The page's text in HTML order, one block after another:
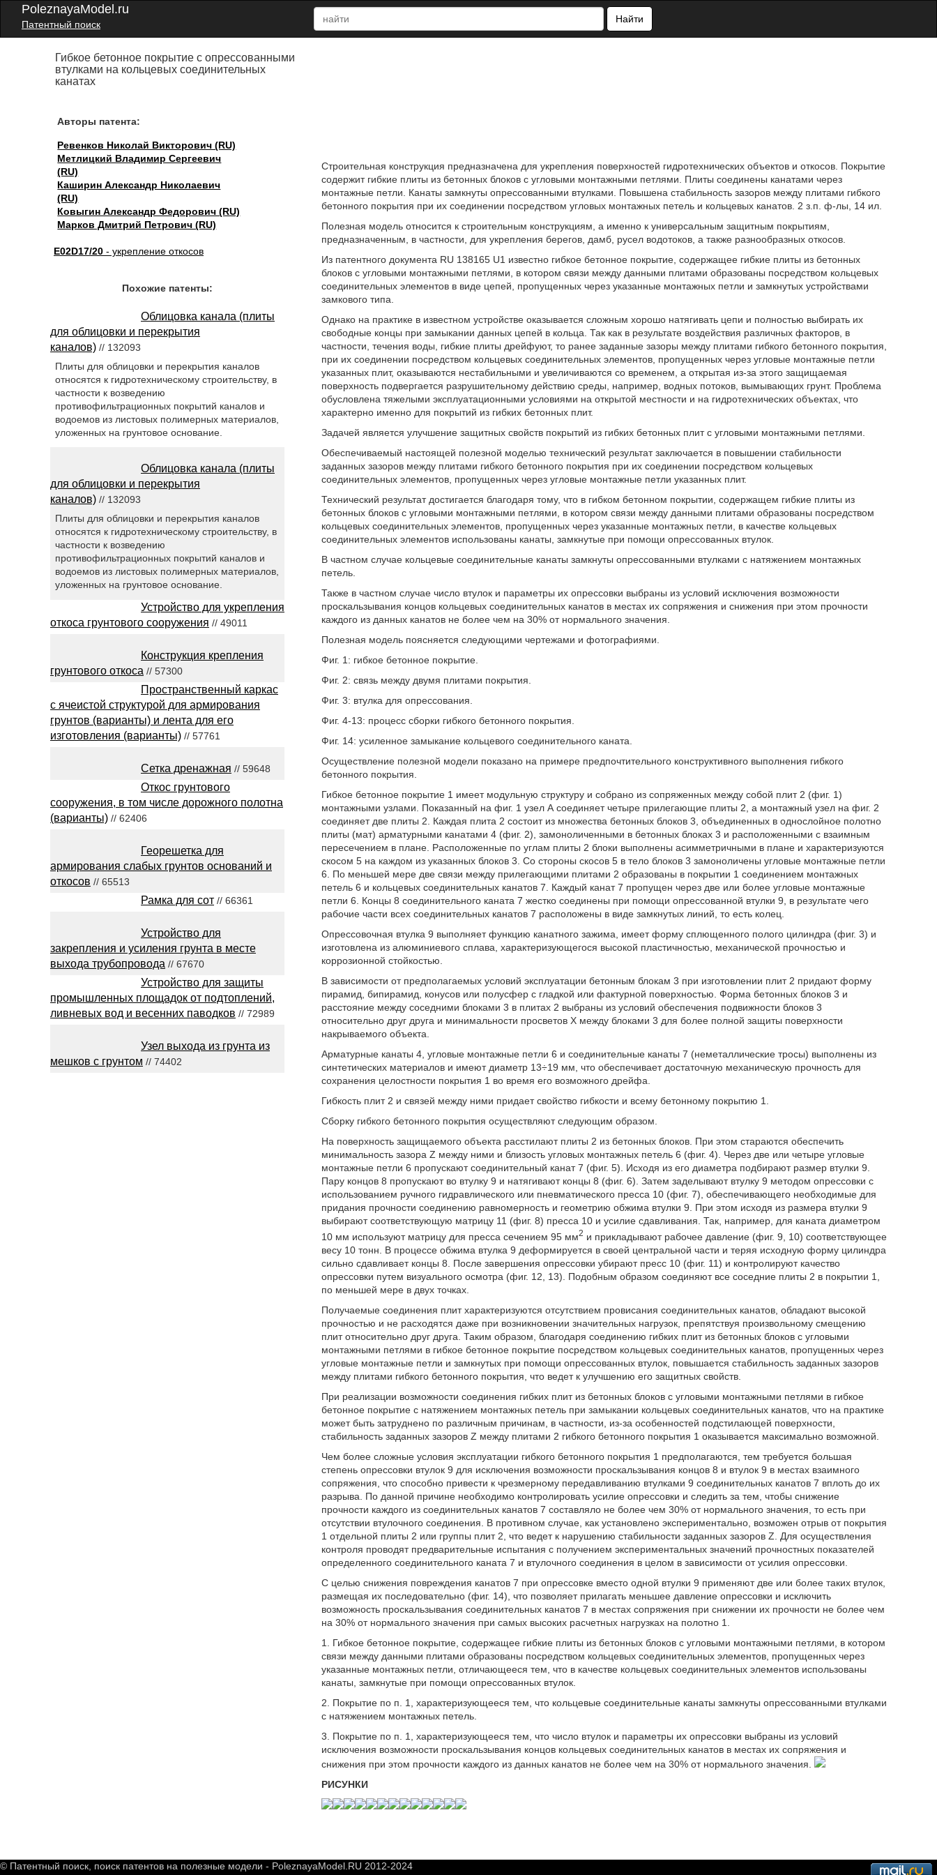
PoleznayaModel.ru
Патентный поиск
Найти
Гибкое бетонное покрытие с опрессованными
втулками на кольцевых соединительных
канатах
Авторы патента:
Ревенков Николай Викторович (RU)
Метлицкий Владимир Сергеевич
(RU)
Каширин Александр Николаевич
(RU)
Ковыгин Александр Федорович (RU)
Марков Дмитрий Петрович (RU)
E02D17/20 - укрепление откосов
Строительная конструкция предназначена для укрепления поверхностей гидротехнических объектов и откосов. Покрытие
содержит гибкие плиты из бетонных блоков с угловыми монтажными петлями. Плиты соединены канатами через
монтажные петли. Канаты замкнуты опрессованными втулками. Повышена стабильность зазоров между плитами гибкого
бетонного покрытия при их соединении посредством угловых монтажных петель и кольцевых канатов. 2 з.п. ф-лы, 14 ил.
Полезная модель относится к строительным конструкциям, а именно к универсальным защитным покрытиям,
предназначенным, в частности, для укрепления берегов, дамб, русел водотоков, а также разнообразных откосов.
Из патентного документа RU 138165 U1 известно гибкое бетонное покрытие, содержащее гибкие плиты из бетонных
блоков с угловыми монтажными петлями, в котором связи между данными плитами образованы посредством кольцевых
соединительных элементов в виде цепей, пропущенных через указанные монтажных петли и замкнутых устройствами
замкового типа.
Однако на практике в известном устройстве оказывается сложным хорошо натягивать цепи и полностью выбирать их
свободные концы при замыкании данных цепей в кольца. Так как в результате воздействия различных факторов, в
частности, течения воды, гибкие плиты дрейфуют, то ранее заданные зазоры между плитами гибкого бетонного покрытия,
при их соединении посредством кольцевых соединительных элементов, пропущенных через угловые монтажные петли
указанных плит, оказываются нестабильными и увеличиваются со временем, а открытая из-за этого защищаемая
поверхность подвергается разрушительному действию среды, например, водных потоков, вымывающих грунт. Проблема
обусловлена тяжелыми эксплуатационными условиями на открытой местности и на гидротехнических объектах, что
характерно именно для покрытий из гибких бетонных плит.
Задачей является улучшение защитных свойств покрытий из гибких бетонных плит с угловыми монтажными петлями.
Обеспечиваемый настоящей полезной моделью технический результат заключается в повышении стабильности
заданных зазоров между плитами гибкого бетонного покрытия при их соединении посредством кольцевых
соединительных элементов, пропущенных через угловые монтажные петли указанных плит.
Технический результат достигается благодаря тому, что в гибком бетонном покрытии, содержащем гибкие плиты из
бетонных блоков с угловыми монтажными петлями, в котором связи между данными плитами образованы посредством
кольцевых соединительных элементов, пропущенных через указанные монтажных петли, в качестве кольцевых
соединительных элементов использованы канаты, замкнутые при помощи опрессованных втулок.
В частном случае кольцевые соединительные канаты замкнуты опрессованными втулками с натяжением монтажных
петель.
Также в частном случае число втулок и параметры их опрессовки выбраны из условий исключения возможности
проскальзывания концов кольцевых соединительных канатов в местах их сопряжения и снижения при этом прочности
каждого из данных канатов не более чем на 30% от нормального значения.
Полезная модель поясняется следующими чертежами и фотографиями.
Фиг. 1: гибкое бетонное покрытие.
Фиг. 2: связь между двумя плитами покрытия.
Фиг. 3: втулка для опрессования.
Фиг. 4-13: процесс сборки гибкого бетонного покрытия.
Фиг. 14: усиленное замыкание кольцевого соединительного каната.
Осуществление полезной модели показано на примере предпочтительного конструктивного выполнения гибкого
бетонного покрытия.
Гибкое бетонное покрытие 1 имеет модульную структуру и собрано из сопряженных между собой плит 2 (фиг. 1)
монтажными узлами. Показанный на фиг. 1 узел А соединяет четыре прилегающие плиты 2, а монтажный узел на фиг. 2
соединяет две плиты 2. Каждая плита 2 состоит из множества бетонных блоков 3, объединенных в однослойное полотно
плиты (мат) арматурными канатами 4 (фиг. 2), замоноличенными в бетонных блоках 3 и расположенными с взаимным
пересечением в плане. Расположенные по углам плиты 2 блоки выполнены асимметричными в плане и характеризуются
скосом 5 на каждом из указанных блоков 3. Со стороны скосов 5 в тело блоков 3 замоноличены угловые монтажные петли
6. По меньшей мере две связи между прилегающими плитами 2 образованы в покрытии 1 соединением монтажных
петель 6 и кольцевых соединительных канатов 7. Каждый канат 7 пропущен через две или более угловые монтажные
петли 6. Концы 8 соединительного каната 7 жестко соединены при помощи опрессованной втулки 9, в результате чего
рабочие части всех соединительных канатов 7 расположены в виде замкнутых линий, то есть колец.
Опрессовочная втулка 9 выполняет функцию канатного зажима, имеет форму сплющенного полого цилиндра (фиг. 3) и
изготовлена из алюминиевого сплава, характеризующегося высокой пластичностью, механической прочностью и
коррозионной стойкостью.
В зависимости от предполагаемых условий эксплуатации бетонным блокам 3 при изготовлении плит 2 придают форму
пирамид, бипирамид, конусов или полусфер с гладкой или фактурной поверхностью. Форма бетонных блоков 3 и
расстояние между соседними блоками 3 в плитах 2 выбраны из условий обеспечения подвижности блоков 3
относительно друг друга и минимальности просветов X между блоками 3 для более полной защиты поверхности
накрываемого объекта.
Арматурные канаты 4, угловые монтажные петли 6 и соединительные канаты 7 (неметаллические тросы) выполнены из
синтетических материалов и имеют диаметр 13÷19 мм, что обеспечивает достаточную механическую прочность для
сохранения целостности покрытия 1 во время его возможного дрейфа.
Гибкость плит 2 и связей между ними придает свойство гибкости и всему бетонному покрытию 1.
Сборку гибкого бетонного покрытия осуществляют следующим образом.
На поверхность защищаемого объекта расстилают плиты 2 из бетонных блоков. При этом стараются обеспечить
минимальность зазора Z между ними и близость угловых монтажных петель 6 (фиг. 4). Через две или четыре угловые
монтажные петли 6 пропускают соединительный канат 7 (фиг. 5). Исходя из его диаметра подбирают размер втулки 9.
Пару концов 8 пропускают во втулку 9 и натягивают концы 8 (фиг. 6). Затем заделывают втулку 9 методом опрессовки с
использованием ручного гидравлического или пневматического пресса 10 (фиг. 7), обеспечивающего необходимые для
придания прочности соединению равномерность и геометрию обжима втулки 9. При этом исходя из размера втулки 9
выбирают соответствующую матрицу 11 (фиг. 8) пресса 10 и усилие сдавливания. Так, например, для каната диаметром
10 мм используют матрицу для пресса сечением 95 мм2 и прикладывают рабочее давление (фиг. 9, 10) соответствующее
весу 10 тонн. В процессе обжима втулка 9 деформируется в своей центральной части и теряя исходную форму цилиндра
сильно сдавливает концы 8. После завершения опрессовки убирают пресс 10 (фиг. 11) и контролируют качество
опрессовки путем визуального осмотра (фиг. 12, 13). Подобным образом соединяют все соседние плиты 2 в покрытии 1,
по меньшей мере в двух точках.
Получаемые соединения плит характеризуются отсутствием провисания соединительных канатов, обладают высокой
прочностью и не расходятся даже при возникновении значительных нагрузок, препятствуя произвольному смещению
плит относительно друг друга. Таким образом, благодаря соединению гибких плит из бетонных блоков с угловыми
монтажными петлями в гибкое бетонное покрытие посредством кольцевых соединительных канатов, пропущенных через
угловые монтажные петли и замкнутых при помощи опрессованных втулок, повышается стабильность заданных зазоров
между плитами гибкого бетонного покрытия, что ведет к улучшению его защитных свойств.
При реализации возможности соединения гибких плит из бетонных блоков с угловыми монтажными петлями в гибкое
бетонное покрытие с натяжением монтажных петель при замыкании кольцевых соединительных канатов, что на практике
может быть затруднено по различным причинам, в частности, из-за особенностей подстилающей поверхности,
стабильность заданных зазоров Z между плитами 2 гибкого бетонного покрытия 1 оказывается максимально возможной.
Чем более сложные условия эксплуатации гибкого бетонного покрытия 1 предполагаются, тем требуется большая
степень опрессовки втулок 9 для исключения возможности проскальзывания концов 8 и втулок 9 в местах взаимного
сопряжения, что способно привести к чрезмерному передавливанию втулками 9 соединительных канатов 7 вплоть до их
разрыва. По данной причине необходимо контролировать усилие опрессовки и следить за тем, чтобы снижение
прочности каждого из соединительных канатов 7 составляло не более чем 30% от нормального значения, то есть при
отсутствии втулочного соединения. В противном случае, как установлено экспериментально, возможен отрыв от покрытия
1 отдельной плиты 2 или группы плит 2, что ведет к нарушению стабильности заданных зазоров Z. Для осуществления
контроля проводят предварительные испытания с получением экспериментальных значений прочностных показателей
определенного соединительного каната 7 и втулочного соединения в целом в зависимости от усилия опрессовки.
С целью снижения повреждения канатов 7 при опрессовке вместо одной втулки 9 применяют две или более таких втулок,
размещая их последовательно (фиг. 14), что позволяет прилагать меньшее давление опрессовки и исключить
возможность проскальзывания соединительных канатов 7 в местах сопряжения при снижении их прочности не более чем
на 30% от нормального значения при самых высоких расчетных нагрузках на полотно 1.
1. Гибкое бетонное покрытие, содержащее гибкие плиты из бетонных блоков с угловыми монтажными петлями, в котором
связи между данными плитами образованы посредством кольцевых соединительных элементов, пропущенных через
указанные монтажных петли, отличающееся тем, что в качестве кольцевых соединительных элементов использованы
канаты, замкнутые при помощи опрессованных втулок.
2. Покрытие по п. 1, характеризующееся тем, что кольцевые соединительные канаты замкнуты опрессованными втулками
с натяжением монтажных петель.
3. Покрытие по п. 1, характеризующееся тем, что число втулок и параметры их опрессовки выбраны из условий
исключения возможности проскальзывания концов кольцевых соединительных канатов в местах их сопряжения и
снижения при этом прочности каждого из данных канатов не более чем на 30% от нормального значения.
РИСУНКИ
Похожие патенты:
Облицовка канала (плиты
для облицовки и перекрытия
каналов) // 132093
Плиты для облицовки и перекрытия каналов
относятся к гидротехническому строительству, в
частности к возведению
противофильтрационных покрытий каналов и
водоемов из листовых полимерных материалов,
уложенных на грунтовое основание.
Облицовка канала (плиты
для облицовки и перекрытия
каналов) // 132093
Плиты для облицовки и перекрытия каналов
относятся к гидротехническому строительству, в
частности к возведению
противофильтрационных покрытий каналов и
водоемов из листовых полимерных материалов,
уложенных на грунтовое основание.
Устройство для укрепления
откоса грунтового сооружения // 49011
Конструкция крепления
грунтового откоса // 57300
Пространственный каркас
с ячеистой структурой для армирования
грунтов (варианты) и лента для его
изготовления (варианты) // 57761
Сетка дренажная // 59648
Откос грунтового
сооружения, в том числе дорожного полотна
(варианты) // 62406
Георешетка для
армирования слабых грунтов оснований и
откосов // 65513
Рамка для сот // 66361
Устройство для
закрепления и усиления грунта в месте
выхода трубопровода // 67670
Устройство для защиты
промышленных площадок от подтоплений,
ливневых вод и весенних паводков // 72989
Узел выхода из грунта из
мешков с грунтом // 74402
© Патентный поиск, поиск патентов на полезные модели - PoleznayaModel.RU 2012-2024